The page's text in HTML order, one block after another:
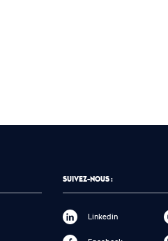
SUIVEZ-NOUS :
Linkedin